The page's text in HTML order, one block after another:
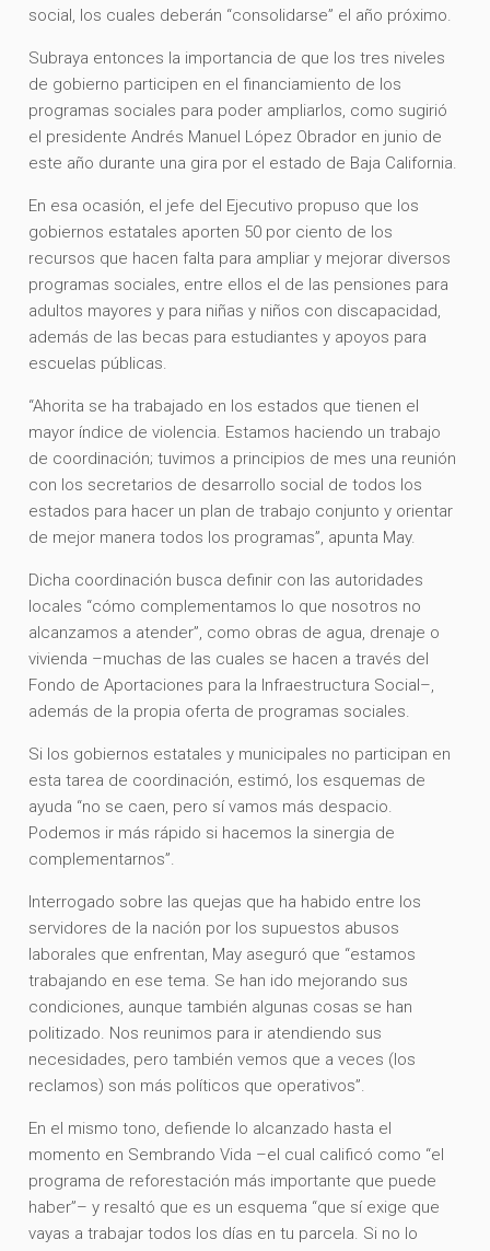
social, los cuales deberán “consolidarse” el año próximo.
Subraya entonces la importancia de que los tres niveles
de gobierno participen en el financiamiento de los
programas sociales para poder ampliarlos, como sugirió
el presidente Andrés Manuel López Obrador en junio de
este año durante una gira por el estado de Baja California.
En esa ocasión, el jefe del Ejecutivo propuso que los
gobiernos estatales aporten 50 por ciento de los
recursos que hacen falta para ampliar y mejorar diversos
programas sociales, entre ellos el de las pensiones para
adultos mayores y para niñas y niños con discapacidad,
además de las becas para estudiantes y apoyos para
escuelas públicas.
“Ahorita se ha trabajado en los estados que tienen el
mayor índice de violencia. Estamos haciendo un trabajo
de coordinación; tuvimos a principios de mes una reunión
con los secretarios de desarrollo social de todos los
estados para hacer un plan de trabajo conjunto y orientar
de mejor manera todos los programas”, apunta May.
Dicha coordinación busca definir con las autoridades
locales “cómo complementamos lo que nosotros no
alcanzamos a atender”, como obras de agua, drenaje o
vivienda –muchas de las cuales se hacen a través del
Fondo de Aportaciones para la Infraestructura Social–,
además de la propia oferta de programas sociales.
Si los gobiernos estatales y municipales no participan en
esta tarea de coordinación, estimó, los esquemas de
ayuda “no se caen, pero sí vamos más despacio.
Podemos ir más rápido si hacemos la sinergia de
complementarnos”.
Interrogado sobre las quejas que ha habido entre los
servidores de la nación por los supuestos abusos
laborales que enfrentan, May aseguró que “estamos
trabajando en ese tema. Se han ido mejorando sus
condiciones, aunque también algunas cosas se han
politizado. Nos reunimos para ir atendiendo sus
necesidades, pero también vemos que a veces (los
reclamos) son más políticos que operativos”.
En el mismo tono, defiende lo alcanzado hasta el
momento en Sembrando Vida –el cual calificó como “el
programa de reforestación más importante que puede
haber”– y resaltó que es un esquema “que sí exige que
vayas a trabajar todos los días en tu parcela. Si no lo